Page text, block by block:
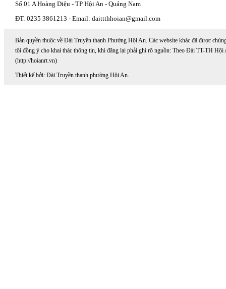
Số 01 A Hoàng Diệu - TP Hội An - Quảng Nam
ĐT: 0235 3861213 - Email: daittthhoian@gmail.com
Bản quyền thuộc về Đài Truyền thanh Phường Hội An. Các website khác đã được
tôi đồng ý cho khai thác thông tin, khi đăng lại phải ghi rõ nguồn: Theo Đài TT-TH Hội
(http://hoianrt.vn)
Thiết kế bởi: Đài Truyền thanh phường Hội An.